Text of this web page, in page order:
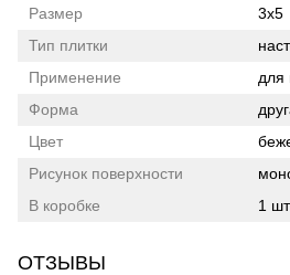
Размер
3x5
Тип плитки
Применение
для
Форма
Цвет
Рисунок поверхности
В коробке
1 шт
ОТЗЫВЫ